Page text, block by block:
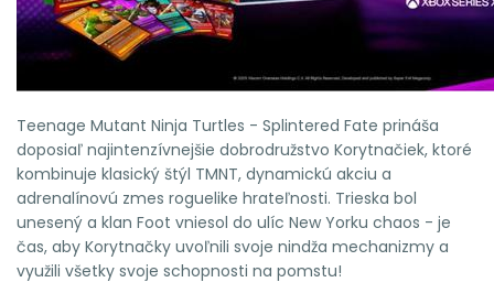
Teenage Mutant Ninja Turtles - Splintered Fate prináša
doposiaľ najintenzívnejšie dobrodružstvo Korytnačiek, ktoré
kombinuje klasický štýl TMNT, dynamickú akciu a
adrenalínovú zmes roguelike hrateľnosti. Trieska bol
unesený a klan Foot vniesol do ulíc New Yorku chaos - je
čas, aby Korytnačky uvoľnili svoje nindža mechanizmy a
využili všetky svoje schopnosti na pomstu!